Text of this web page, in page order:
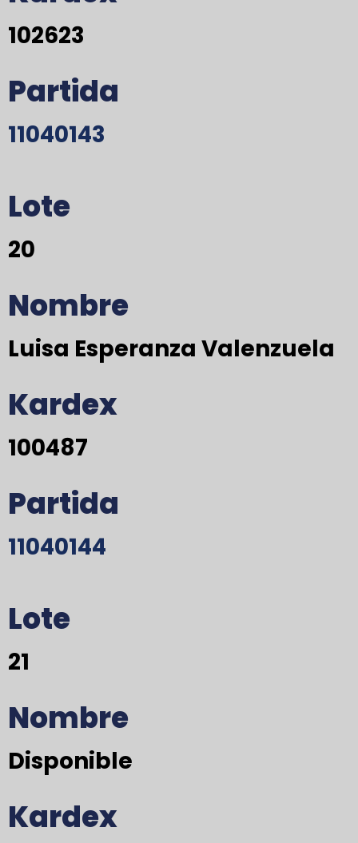
102623
Partida
11040143
Lote
20
Nombre
Luisa Esperanza Valenzuela
Kardex
100487
Partida
11040144
Lote
21
Nombre
Disponible
Kardex